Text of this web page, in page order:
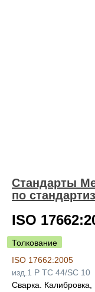
Стандарты
по
ISO
Толкование
ISO 17662:2005
изд.1 P TC 44/SC 10
Сварка.